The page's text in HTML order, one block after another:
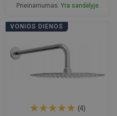
Prieinamumas: Yra sandėlyje
Į krepšelį
favorite_border
VONIOS DIENOS
(4)